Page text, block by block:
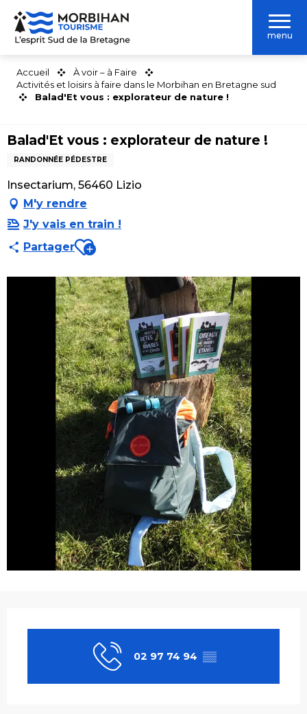
Aller
contenu
menu
Accueil
À voir – à Faire
Activités et loisirs à faire dans le Morbihan en Bretagne sud
Balad'Et vous : explorateur de nature !
Balad'Et vous : explorateur de nature !
RANDONNÉE PÉDESTRE
Insectarium, 56460 Lizio
M'y rendre
J'y vais en train !
PartagerAjouter aux favoris
02 97 74 94 ▒▒